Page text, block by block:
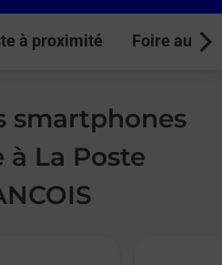
à proximité Foire aux
smartphones
La Poste